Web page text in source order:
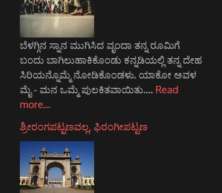
ಬೆಳಗ್ಗಿನ ಸ್ನಾನ ಮುಗಿಸಿದ ವೃಂದಾ ತನ್ನ ರೂಮಿಗೆ
ಬಂದು ಬಾಗಿಲುಹಾಕಿಕೊಂಡು ಕನ್ನಡಿಯಲ್ಲಿ ತನ್ನ ದೇಹ
ಸಿರಿಯನ್ನೊಮ್ಮೆ ನೋಡಿಕೊಂಡಳು. ಯಾಕೋ ಅವಳ
ಮೈ - ಮನ ಒಮ್ಮೆ ಪುಲಕಿತವಾಯಿತು.… Read
more…
ಶ್ರೀರಂಗಪಟ್ಟಣವಲ್ಲ, ಫಿರಂಗೀಪಟ್ಟಣ